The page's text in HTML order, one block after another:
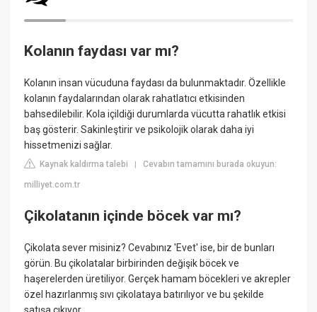
Kolanın faydası var mı?
Kolanın insan vücuduna faydası da bulunmaktadır. Özellikle
kolanın faydalarından olarak rahatlatıcı etkisinden
bahsedilebilir. Kola içildiği durumlarda vücutta rahatlık etkisi
baş gösterir. Sakinleştirir ve psikolojik olarak daha iyi
hissetmenizi sağlar.
Kaynak kaldırma talebi |Cevabın tamamını burada okuyun:
milliyet.com.tr
Çikolatanın içinde böcek var mı?
Çikolata sever misiniz? Cevabınız 'Evet' ise, bir de bunları
görün. Bu çikolatalar birbirinden değişik böcek ve
haşerelerden üretiliyor. Gerçek hamam böcekleri ve akrepler
özel hazırlanmış sıvı çikolataya batırılıyor ve bu şekilde